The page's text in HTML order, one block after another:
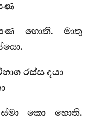
හොති. මාතු
රස්ස දයා
කො හොති.